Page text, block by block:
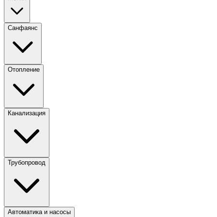
Санфаянс
Отопление
Канализация
Трубопровод
Автоматика и насосы